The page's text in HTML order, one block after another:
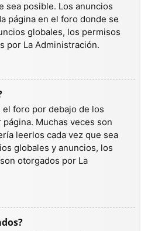
sea posible. Los anuncios
página en el foro donde se
globales, los permisos
por La Administración.
foro por debajo de los
Muchas veces son
leerlos cada vez que sea
globales y anuncios, los
otorgados por La